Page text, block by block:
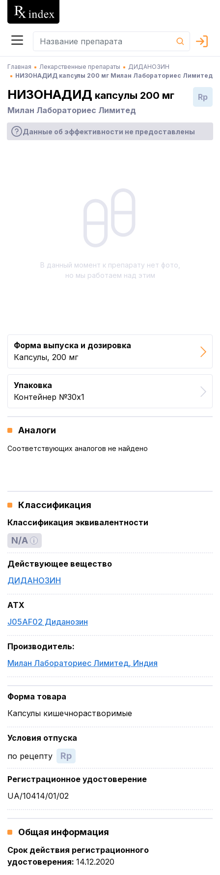
Главная Лекарственные препараты
ДИДАНОЗИН
НИЗОНАДИД капсулы 200 мг Милан Лабораториес Лимитед
НИЗОНАДИД капсулы 200 мг
Милан Лабораториес Лимитед
Rp
Данные об эффективности не предоставлены
В данный момент к препарату нет фото,
но мы работаем над этим
Форма выпуска и дозировка
Капсулы, 200 мг
Упаковка
Контейнер №30x1
Аналоги
Соответствующих аналогов не найдено
Классификация
Классификация эквивалентности
N/A
Действующее вещество
ДИДАНОЗИН
ATX
J05AF02 Диданозин
Производитель:
Милан Лабораториес Лимитед, Индия
Форма товара
Капсулы кишечнорастворимые
Условия отпуска
по рецепту
Rp
Регистрационное удостоверение
UA/10414/01/02
Общая информация
Срок действия регистрационного
удостоверения: 14.12.2020